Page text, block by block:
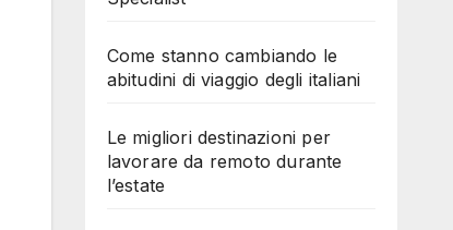
Come stanno cambiando le
abitudini di viaggio degli italiani
Le migliori destinazioni per
lavorare da remoto durante
l’estate